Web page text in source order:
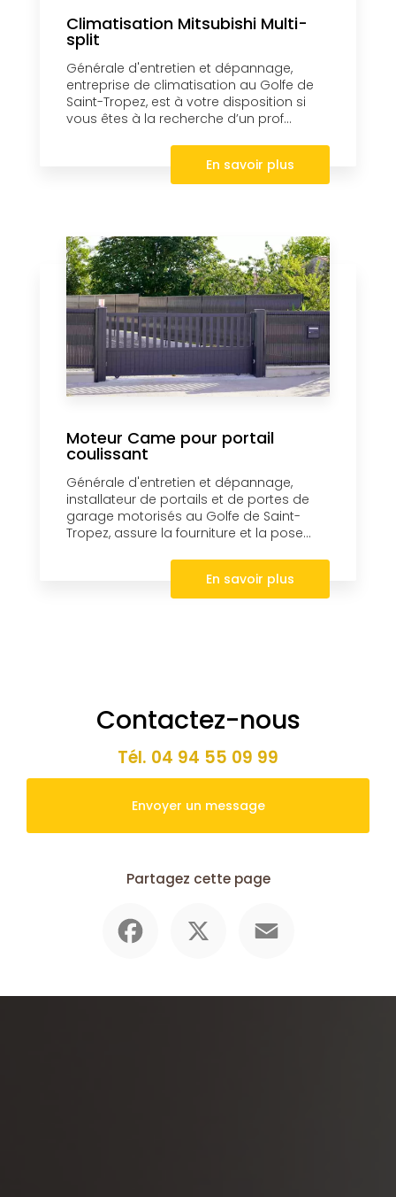
Climatisation Mitsubishi Multi-
split
Générale d'entretien et dépannage,
entreprise de climatisation au Golfe de
Saint-Tropez, est à votre disposition si
vous êtes à la recherche d’un prof...
En savoir plus
Moteur Came pour portail
coulissant
Générale d'entretien et dépannage,
installateur de portails et de portes de
garage motorisés au Golfe de Saint-
Tropez, assure la fourniture et la pose...
En savoir plus
Contactez-nous
Tél. 04 94 55 09 99
Envoyer un message
Partagez cette page